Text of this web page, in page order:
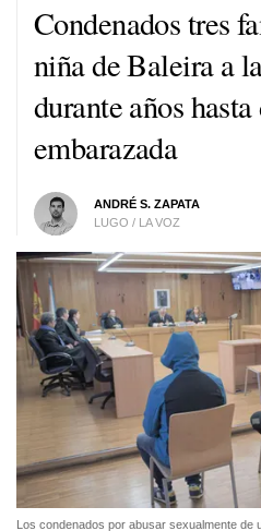
Condenados tres
niña de Baleira a
durante años
embarazada
ANDRÉ S. ZAPATA
LUGO / LA VOZ
Los condenados por abusar sexualmente de